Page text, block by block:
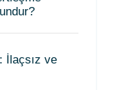
İlaçsız ve